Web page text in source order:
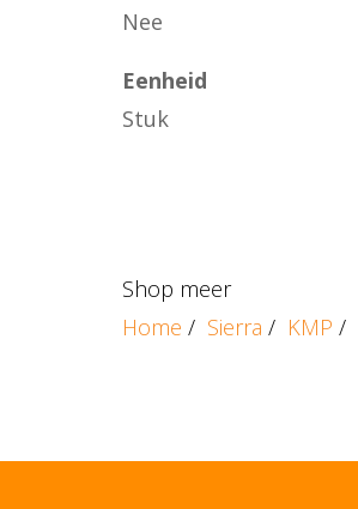
Nee
Eenheid
Stuk
Shop meer
Home / Sierra / KMP /